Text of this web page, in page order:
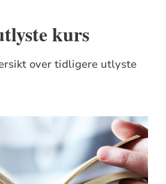
kurs
over tidligere utlyste